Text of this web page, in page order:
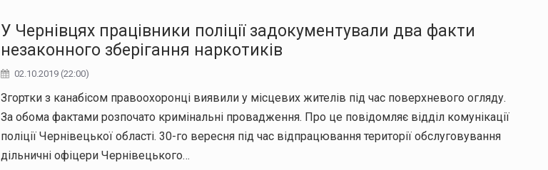
У Чернівцях працівники поліції задокументували два факти
незаконного зберігання наркотиків
02.10.2019 (22:00)
Згортки з канабісом правоохоронці виявили у місцевих жителів під час поверхневого огляду.
За обома фактами розпочато кримінальні провадження. Про це повідомляє відділ комунікації
поліції Чернівецької області. 30-го вересня під час відпрацювання території обслуговування
дільничні офіцери Чернівецького…